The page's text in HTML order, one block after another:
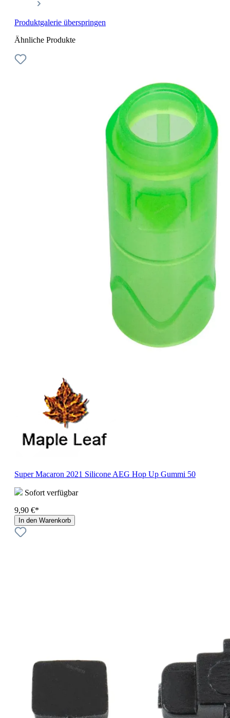
Produktgalerie überspringen
Ähnliche Produkte
Super Macaron 2021 Silicone AEG Hop Up Gummi 50
Sofort verfügbar
9,90 €*
In den Warenkorb